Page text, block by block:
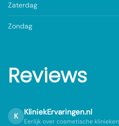
Zaterdag
Zondag
Reviews
K KliniekErvaringen.nl
Eerlijk over cosmetische klinieken